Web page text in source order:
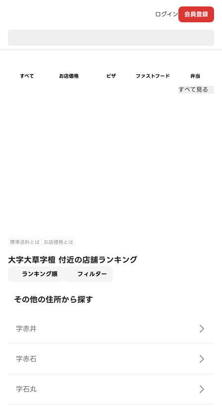
ログイン 会員登録
すべて お店価格 ピザ ファストフード 弁当
すべて見る
標準送料とは お店価格とは
大字大草字檀 付近の店舗ランキング
ランキング順 フィルター
その他の住所から探す
字赤井
字赤石
字石丸